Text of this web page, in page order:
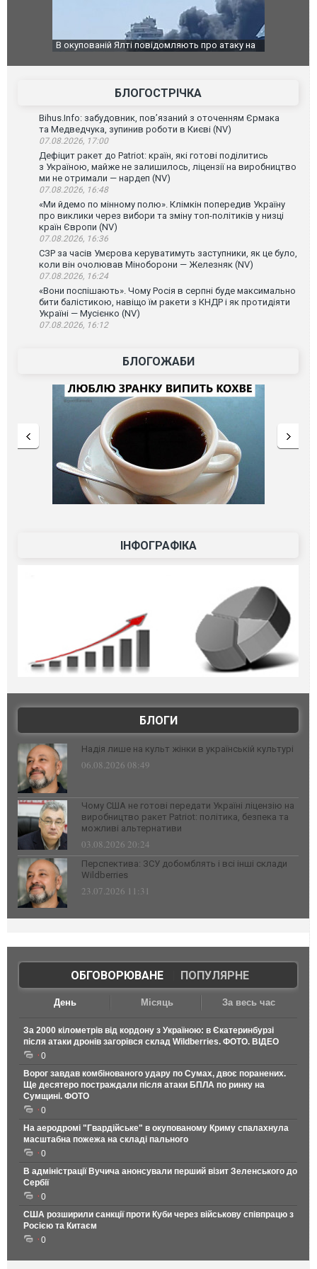
За 2000 кілометрів від кордону з Україною: в
Єкатеринбурзі після атаки дронів загорівся
склад Wildberries. ФОТО. ВІДЕО
В
БЛОГОСТРІЧКА
Bihus.Info: забудовник, пов’язаний з оточенням Єрмака
та Медведчука, зупинив роботи в Києві (NV)
07.08.2026, 17:00
Дефіцит ракет до Patriot: країн, які готові поділитись
з Україною, майже не залишилось, ліцензії на виробництво
ми не отримали — нардеп (NV)
07.08.2026, 16:48
«Ми йдемо по мінному полю». Клімкін попередив Україну
про виклики через вибори та зміну топ-політиків у низці
країн Європи (NV)
07.08.2026, 16:36
СЗР за часів Умєрова керуватимуть заступники, як це було,
коли він очолював Міноборони — Железняк (NV)
07.08.2026, 16:24
«Вони поспішають». Чому Росія в серпні буде максимально
бити балістикою, навіщо їм ракети з КНДР і як протидіяти
Україні — Мусієнко (NV)
07.08.2026, 16:12
БЛОГОЖАБИ
ІНФОГРАФІКА
БЛОГИ
Надія лише на культ жінки в українській культурі
06.08.2026 08:49
Чому США не готові передати Україні ліцензію на
виробництво ракет Patriot: політика, безпека та
можливі альтернативи
03.08.2026 20:24
Перспектива: ЗСУ добомблять і всі інші склади
Wildberries
23.07.2026 11:31
ОБГОВОРЮВАНЕ| ПОПУЛЯРНЕ
День Місяць За весь час
За 2000 кілометрів від кордону з Україною: в Єкатеринбурзі
після атаки дронів загорівся склад Wildberries. ФОТО. ВІДЕО
0
Ворог завдав комбінованого удару по Сумах, двоє поранених.
Ще десятеро постраждали після атаки БПЛА по ринку на
Сумщині. ФОТО
0
На аеродромі "Гвардійське" в окупованому Криму спалахнула
масштабна пожежа на складі пального
0
В адміністрації Вучича анонсували перший візит Зеленського до
Сербії
0
США розширили санкції проти Куби через військову співпрацю з
Росією та Китаєм
0